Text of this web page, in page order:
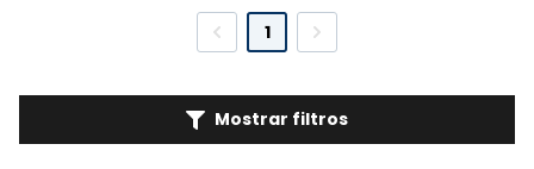
1
Mostrar filtros